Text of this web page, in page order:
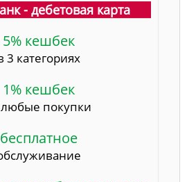
- дебетовая карта
5% кешбек
3 категориях
1% кешбек
любые покупки
бесплатное